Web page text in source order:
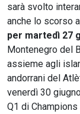
sarà svolto
anche lo scorso
per martedì 27
Montenegro del
assieme agli
andorrani del
venerdì 30
Q1 di